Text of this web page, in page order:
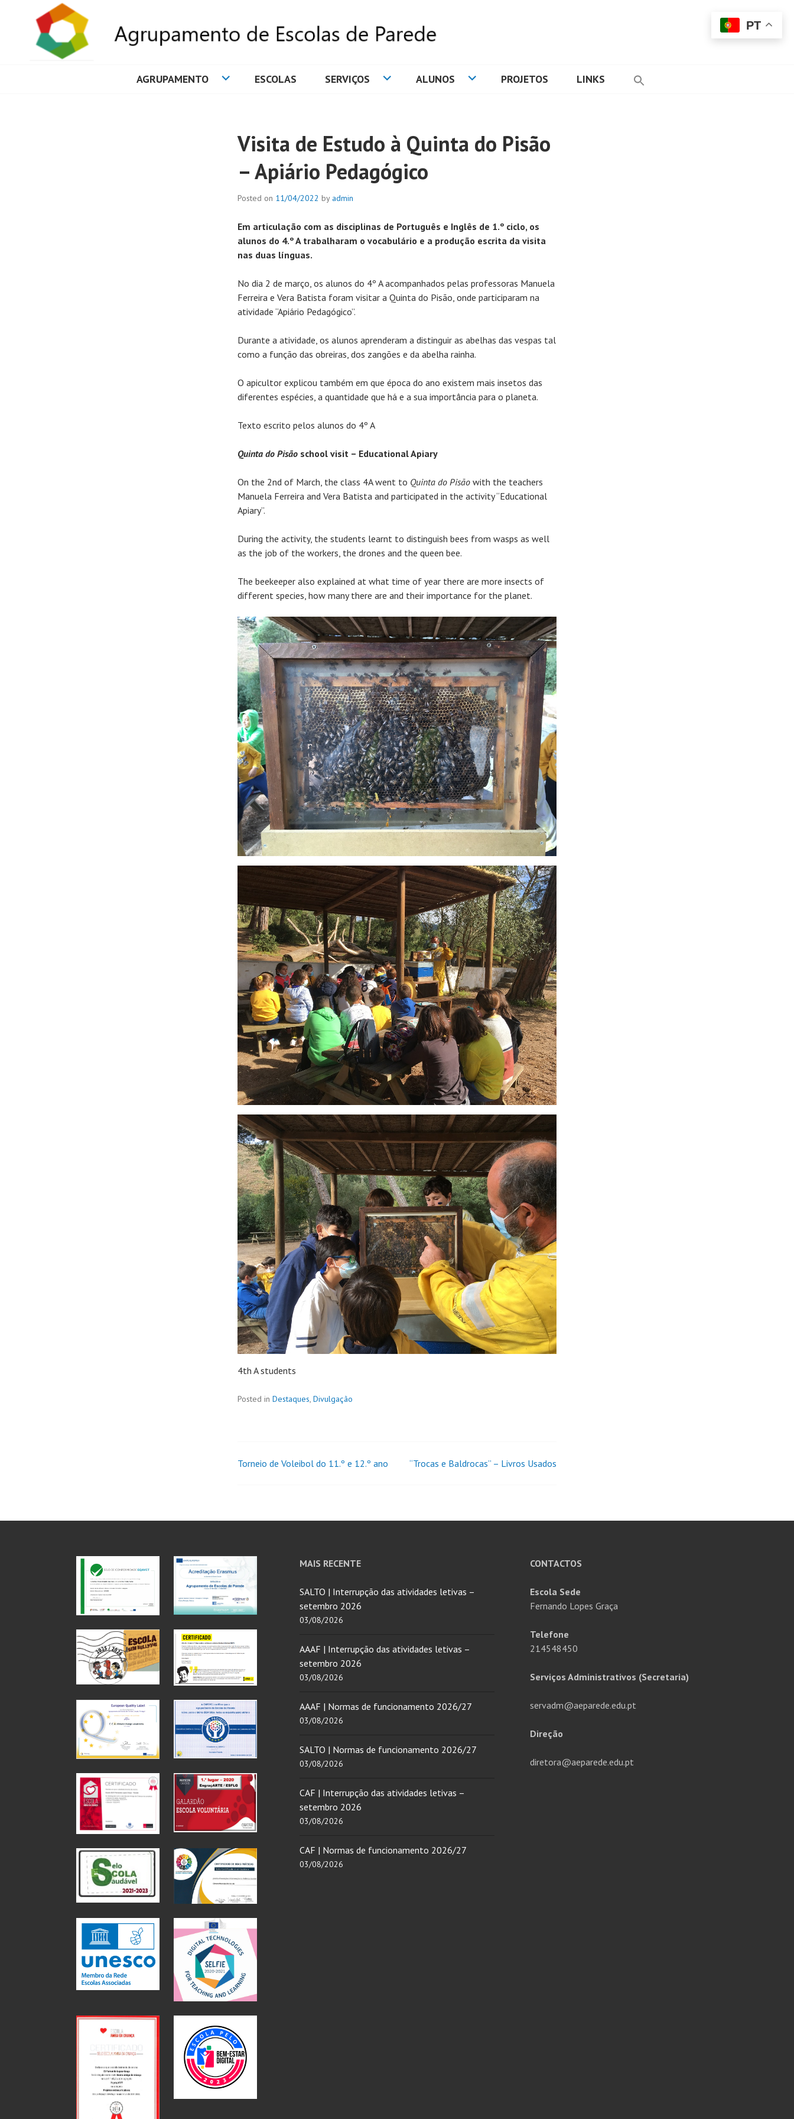
AGRUPAMENTO ESCOLAS SERVIÇOS ALUNOS PROJETOS LINKS
Visita de Estudo à Quinta do Pisão
– Apiário Pedagógico
Posted on 11/04/2022 by admin
Em articulação com as disciplinas de Português e Inglês de 1.º ciclo, os
alunos do 4.º A trabalharam o vocabulário e a produção escrita da visita
nas duas línguas.
No dia 2 de março, os alunos do 4º A acompanhados pelas professoras Manuela
Ferreira e Vera Batista foram visitar a Quinta do Pisão, onde participaram na
atividade “Apiário Pedagógico”.
Durante a atividade, os alunos aprenderam a distinguir as abelhas das vespas tal
como a função das obreiras, dos zangões e da abelha rainha.
O apicultor explicou também em que época do ano existem mais insetos das
diferentes espécies, a quantidade que há e a sua importância para o planeta.
Texto escrito pelos alunos do 4º A
Quinta do Pisão school visit – Educational Apiary
On the 2nd of March, the class 4A went to Quinta do Pisão with the teachers
Manuela Ferreira and Vera Batista and participated in the activity “Educational
Apiary”.
During the activity, the students learnt to distinguish bees from wasps as well
as the job of the workers, the drones and the queen bee.
The beekeeper also explained at what time of year there are more insects of
different species, how many there are and their importance for the planet.
4th A students
Posted in Destaques, Divulgação
Torneio de Voleibol do 11.º e 12.º ano “Trocas e Baldrocas” – Livros Usados
MAIS RECENTE
SALTO | Interrupção das atividades letivas –
setembro 2026
03/08/2026
AAAF | Interrupção das atividades letivas –
setembro 2026
03/08/2026
AAAF | Normas de funcionamento 2026/27
03/08/2026
SALTO | Normas de funcionamento 2026/27
03/08/2026
CAF | Interrupção das atividades letivas –
setembro 2026
03/08/2026
CAF | Normas de funcionamento 2026/27
03/08/2026
CONTACTOS
Escola Sede
Fernando Lopes Graça
Telefone
214548450
Serviços Administrativos (Secretaria)
servadm@aeparede.edu.pt
Direção
diretora@aeparede.edu.pt
PT